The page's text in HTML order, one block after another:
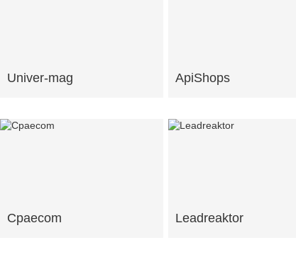
Univer-mag ApiShops
Cpaecom Leadreaktor